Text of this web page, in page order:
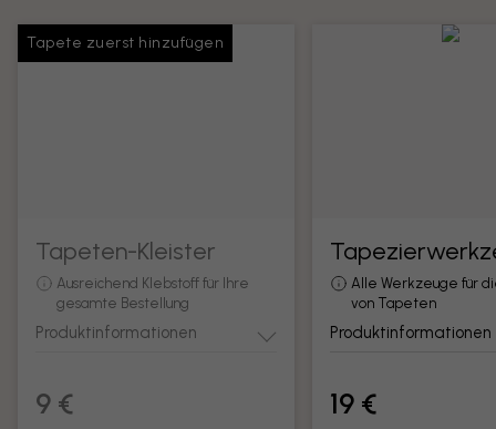
Tapete zuerst hinzufügen
Tapeten-Kleister
Ausreichend Klebstoff für Ihre
gesamte Bestellung
Produktinformationen
9 €
Alle Werkzeuge für
von Tapeten
Produktinformationen
19 €